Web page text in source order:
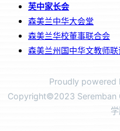
芙中家长会
森美兰中华大会堂
森美兰华校董事联合会
森美兰州国中华文教师
Proudly powered
Copyright©2023 Seremban